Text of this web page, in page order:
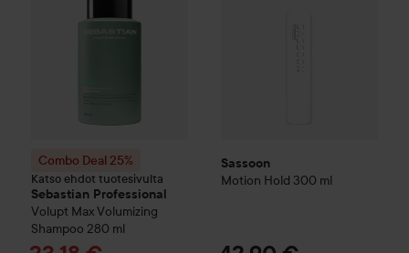
Combo Deal 25%
Katso ehdot tuotesivulta
Sebastian Professional
Volupt Max Volumizing
Shampoo 280 ml
Sassoon
Motion Hold 300 ml